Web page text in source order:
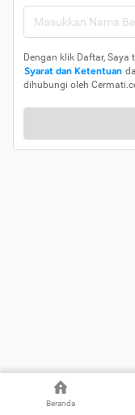
Beranda
Dengan klik Daftar,
Syarat dan Ketentuan
dihubungi oleh